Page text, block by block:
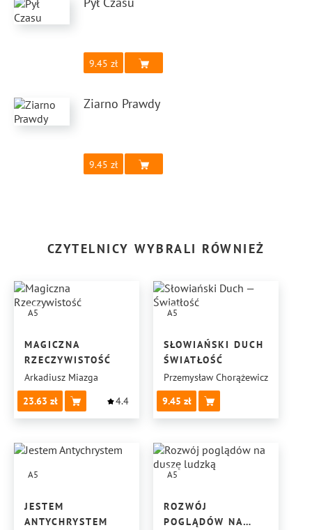
9.45
Ziarno Prawdy
9.45
CZYTELNICY WYBRALI RÓWNIEŻ
A5
MAGICZNA
RZECZYWISTOŚĆ
Arkadiusz Miazga
23.63
4.4
A5
SŁOWIAŃSKI DUCH —
ŚWIATŁOŚĆ
Przemysław Chorążewicz
9.45
A5
JESTEM
ANTYCHRYSTEM
A5
ROZWÓJ
POGLĄDÓW NA